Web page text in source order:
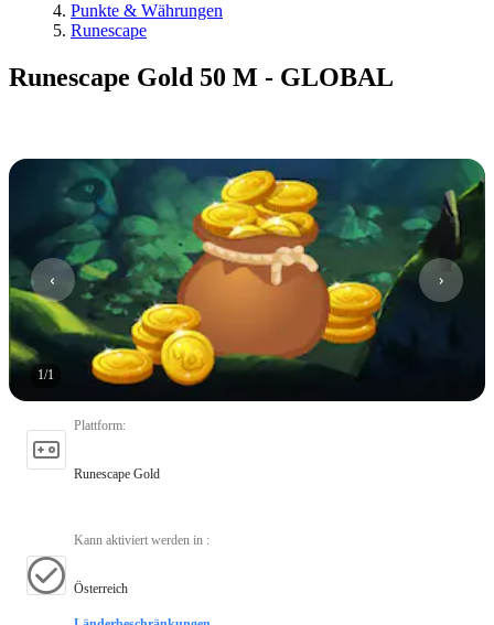
Punkte & Währungen
Runescape
Runescape Gold 50 M - GLOBAL
1/1
Plattform:
Runescape Gold
Kann aktiviert werden in :
Österreich